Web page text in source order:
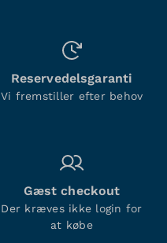
Reservedelsgaranti
Vi fremstiller efter behov
Gæst checkout
Der kræves ikke login for
at købe